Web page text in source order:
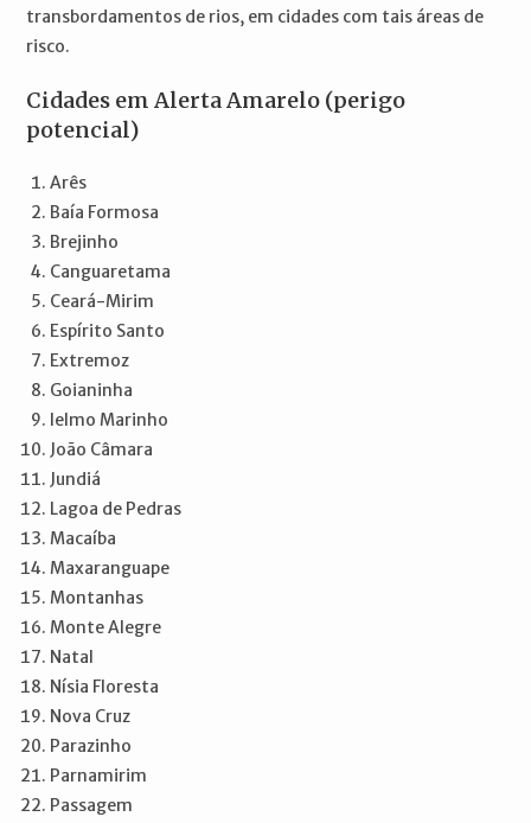
transbordamentos de rios, em cidades com tais áreas de
risco.
Cidades em Alerta Amarelo (perigo
potencial)
Arês
Baía Formosa
Brejinho
Canguaretama
Ceará-Mirim
Espírito Santo
Extremoz
Goianinha
Ielmo Marinho
João Câmara
Jundiá
Lagoa de Pedras
Macaíba
Maxaranguape
Montanhas
Monte Alegre
Natal
Nísia Floresta
Nova Cruz
Parazinho
Parnamirim
Passagem